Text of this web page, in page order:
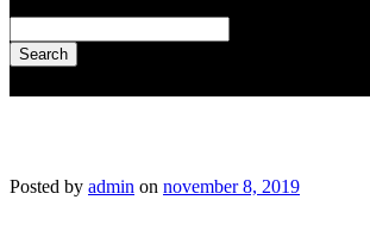
for:
Posted by admin on november 8, 2019